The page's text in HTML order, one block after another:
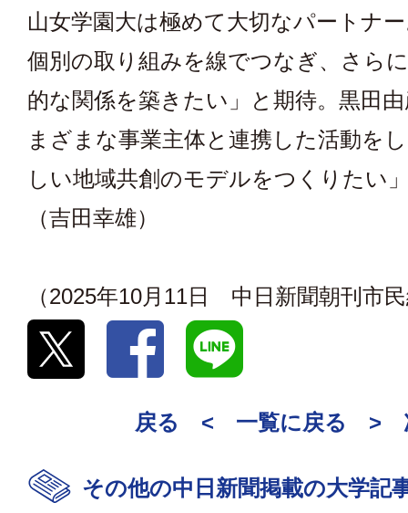
山女学園大は極めて大切なパートナ
個別の取り組みを線でつなぎ、さら
的な関係を築きたい」と期待。黒田
まざまな事業主体と連携した活動を
しい地域共創のモデルをつくりた
（吉田幸雄）
（2025年10月11日 中日新聞朝刊市
戻る < 一覧に戻る >
その他の中日新聞掲載の大学記